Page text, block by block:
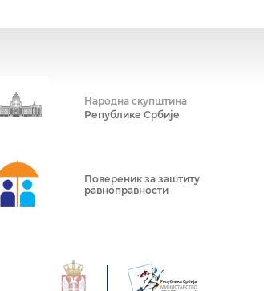
Народна скупштина
Републике Србије
Повереник за заштиту
равноправности